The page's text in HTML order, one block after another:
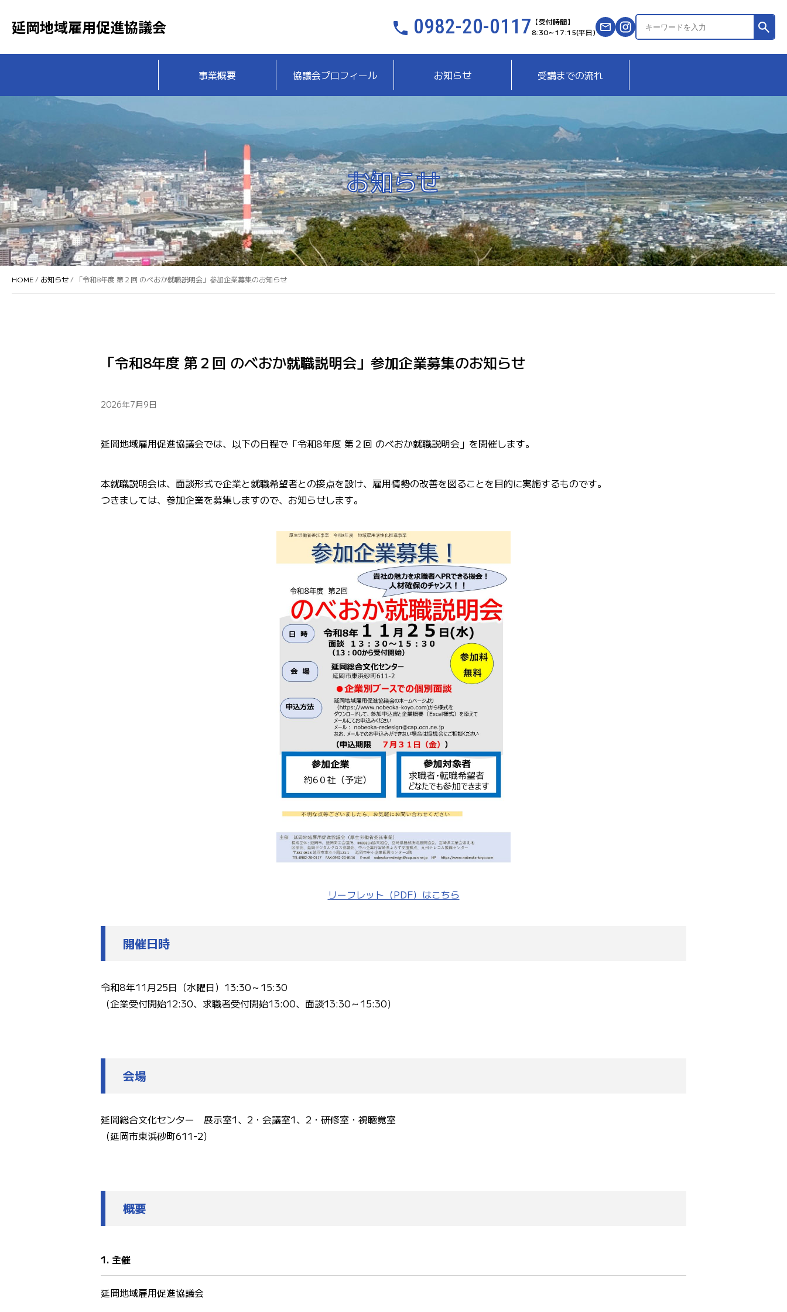
延岡地域雇用促進協議会 0982-20-0117 【受付時間】
8:30～17:15(平日)
イ
事業概要 協議会プロフィール お知らせ 受講までの流れ
お知らせ
HOME / お知らせ/ 「令和8年度 第２回 のべおか就職説明会」参加企業募集のお知らせ
「令和8年度 第２回 のべおか就職説明会」参加企業募集のお知らせ
2026年7月9日
延岡地域雇用促進協議会では、以下の日程で「令和8年度 第２回 のべおか就職説明会」を開催します。
本就職説明会は、面談形式で企業と就職希望者との接点を設け、雇用情勢の改善を図ることを目的に実施するものです。
つきましては、参加企業を募集しますので、お知らせします。
リーフレット（PDF）はこちら
開催日時
令和8年11月25日（水曜日）13:30～15:30
（企業受付開始12:30、求職者受付開始13:00、面談13:30～15:30）
会場
延岡総合文化センター 展示室1、2・会議室1、2・研修室・視聴覚室
（延岡市東浜砂町611-2）
概要
1. 主催
延岡地域雇用促進協議会